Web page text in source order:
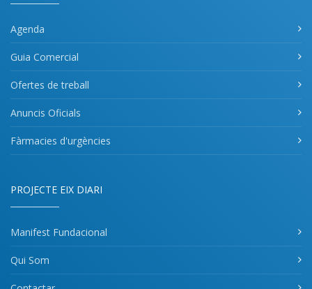
Agenda
Guia Comercial
Ofertes de treball
Anuncis Oficials
Fàrmacies d'urgències
PROJECTE EIX DIARI
Manifest Fundacional
Qui Som